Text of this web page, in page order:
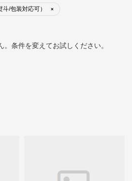
斗/包装対応可） ×
。条件を変えてお試しください。